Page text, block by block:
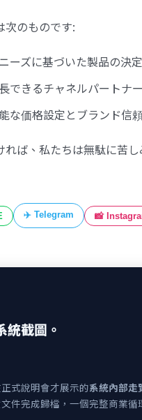
次のものです:
ーズに基づいた製品の決定
できるチャネルパートナー
な価格設定とブランド信
れば、私たちは無駄に苦
✈️ Telegram 📸
統截圖。
式說明會才展示的系統內部走
件完成歸檔，一個完整商業循